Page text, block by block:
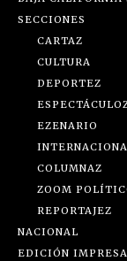
SECCIONES
CARTAZ
CULTURA
DEPORTEZ
EZENARIO
COLUMNAZ
ZOOM
REPORTAJEZ
NACIONAL
EDICIÓN IMPRESA